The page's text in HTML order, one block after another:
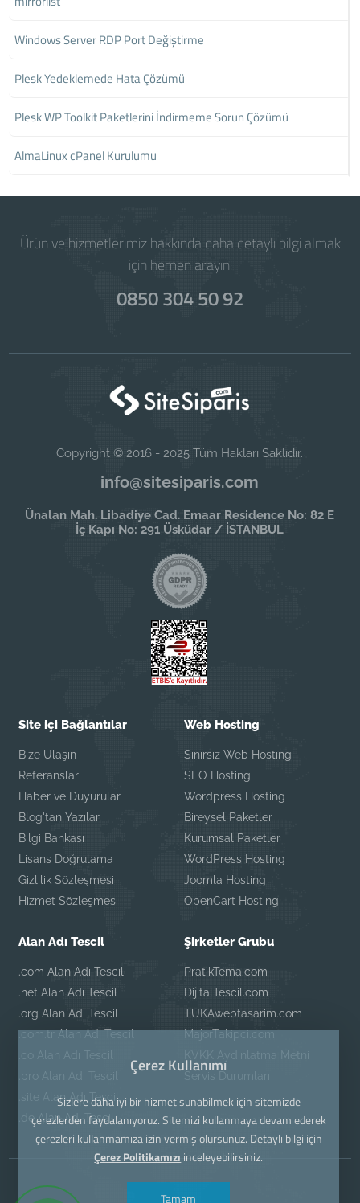
Windows Server RDP Port Değiştirme
Plesk Yedeklemede Hata Çözümü
Plesk WP Toolkit Paketlerini İndirmeme Sorun Çözümü
AlmaLinux cPanel Kurulumu
Ürün ve hizmetlerimiz hakkında daha detaylı bilgi almak
için hemen arayın.
0850 304 50 92
Copyright © 2016 - 2025 Tüm Hakları Saklıdır.
info@sitesiparis.com
Ünalan Mah. Libadiye Cad. Emaar Residence No: 82 E
İç Kapı No: 291 Üsküdar / İSTANBUL
Site içi Bağlantılar
Bize Ulaşın
Referanslar
Haber ve Duyurular
Blog'tan Yazılar
Bilgi Bankası
Lisans Doğrulama
Gizlilik Sözleşmesi
Hizmet Sözleşmesi
Web Hosting
Sınırsız Web Hosting
SEO Hosting
Wordpress Hosting
Bireysel Paketler
Kurumsal Paketler
WordPress Hosting
Joomla Hosting
OpenCart Hosting
Alan Adı Tescil
.com Alan Adı Tescil
.net Alan Adı Tescil
.org Alan Adı Tescil
.com.tr Alan Adı Tescil
.co Alan Adı Tescil
.pro Alan Adı Tescil
.site Alan Adı Tescil
.de Alan Adı Tescil
Şirketler Grubu
PratikTema.com
DijitalTescil.com
TUKAwebtasarim.com
MajorTakipci.com
KVKK Aydınlatma Metni
Servis Durumları
Çerez Kullanımı
Sizlere daha iyi bir hizmet sunabilmek için sitemizde
çerezlerden faydalanıyoruz. Sitemizi kullanmaya devam ederek
çerezleri kullanmamıza izin vermiş olursunuz. Detaylı bilgi için
Çerez Politikamızı inceleyebilirsiniz.
Tamam